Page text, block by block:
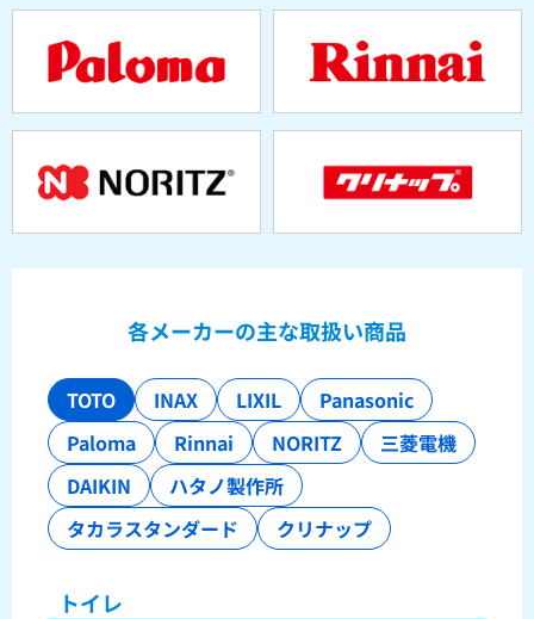
各メーカーの主な取扱い商品
TOTO INAX LIXIL
Panasonic
Paloma
Rinnai NORITZ
三菱電機
DAIKIN
ハタノ製作所
タカラスタンダード
クリナップ
トイレ